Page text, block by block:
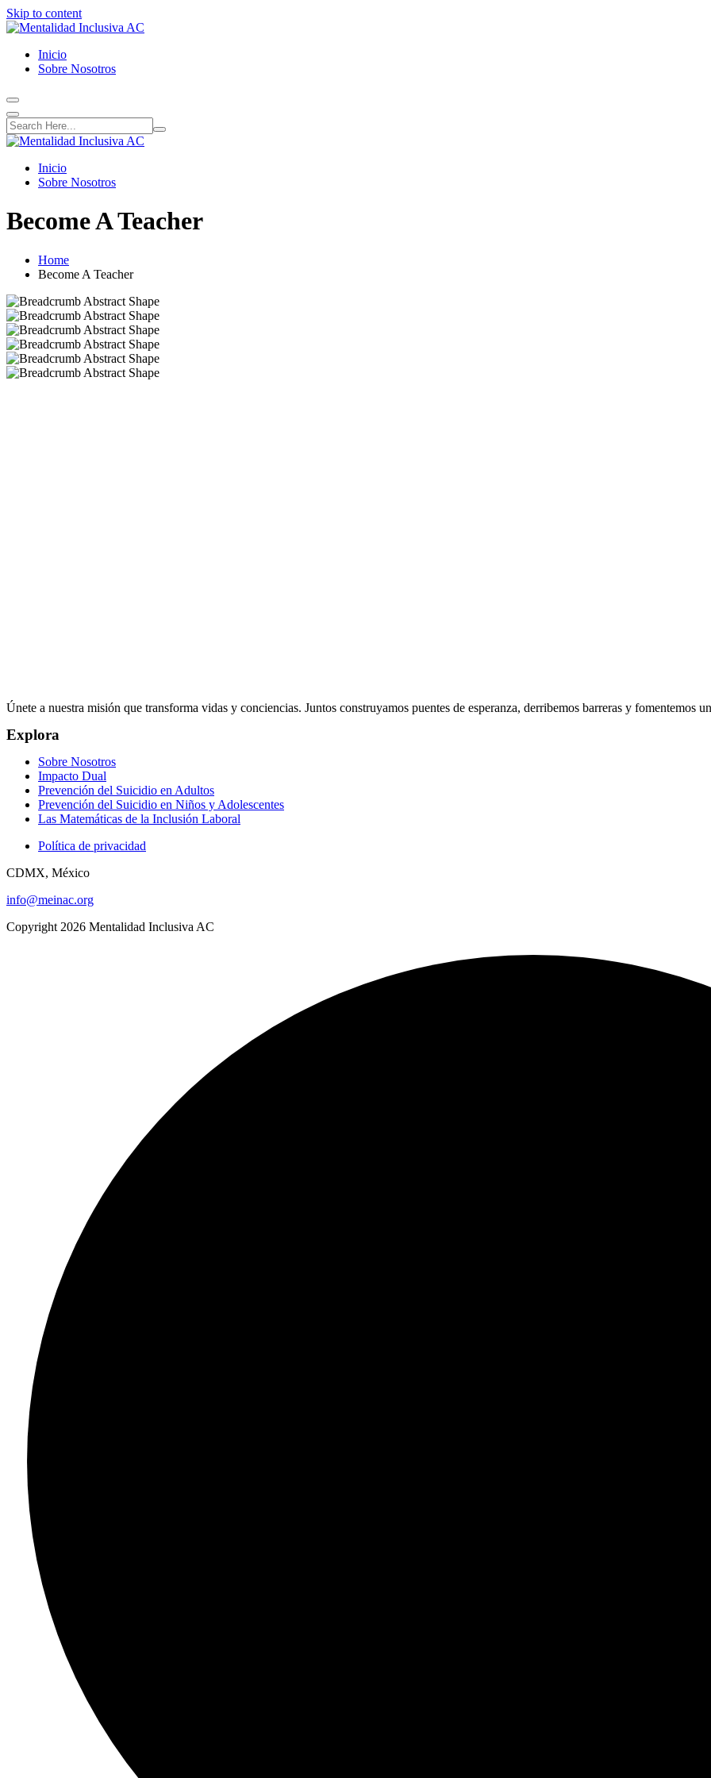
Skip to content
Inicio
Sobre Nosotros
Inicio
Sobre Nosotros
Become A Teacher
Home
Become A Teacher
Únete a nuestra misión que transforma vidas y conciencias. Juntos construyamos puentes de esperanza, derribemos barreras y fomentemos
Explora
Sobre Nosotros
Impacto Dual
Prevención del Suicidio en Adultos
Prevención del Suicidio en Niños y Adolescentes
Las Matemáticas de la Inclusión Laboral
Política de privacidad
CDMX, México
info@meinac.org
Copyright 2026 Mentalidad Inclusiva AC